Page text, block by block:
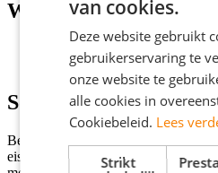
Wat wij vragen
Minimaal mbo werk- en
Je bent minimaal 28-32 uur
Solliciteren
Ben jij de perfecte kandidaat voor
eisen? Klik dan op de knop
van cookies.
Deze website gebruikt
gebruikerservaring te
onze website te
alle cookies in
Cookiebeleid. Lees
Strikt